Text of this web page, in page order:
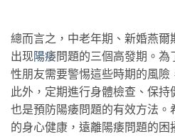
總而言之，中老年期、新婚燕
出现陽痿問題的三個高發期。為
性朋友需要警惕這些時期的風險
此外，定期進行身體檢查、保
也是預防陽痿問題的有效方法
的身心健康，遠離陽痿問題的困